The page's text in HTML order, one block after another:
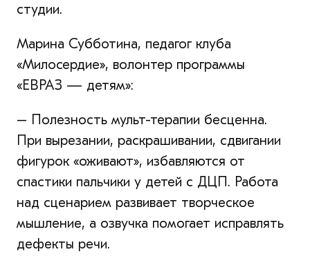
студии.
Марина Субботина, педагог клуба
«Милосердие», волонтер программы
«ЕВРАЗ — детям»:
– Полезность мульт-терапии бесценна.
При вырезании, раскрашивании, сдвигании
фигурок «оживают», избавляются от
спастики пальчики у детей с ДЦП. Работа
над сценарием развивает творческое
мышление, а озвучка помогает исправлять
дефекты речи.